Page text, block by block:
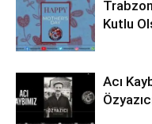
Kutlu
Acı